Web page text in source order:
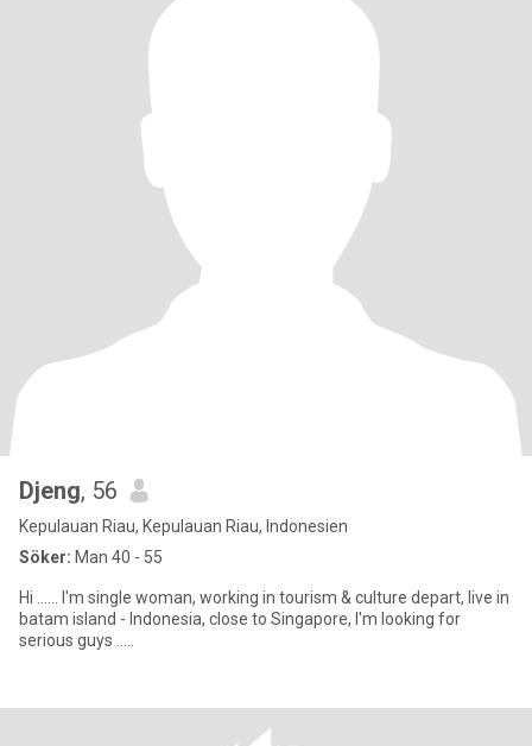
Djeng, 56
Kepulauan Riau, Kepulauan Riau, Indonesien
Söker: Man 40 - 55
Hi ...... I'm single woman, working in tourism & culture depart, live in
batam island - Indonesia, close to Singapore, I'm looking for
serious guys .....